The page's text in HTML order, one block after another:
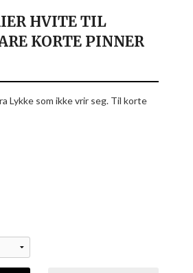
HVITE TIL
KORTE PINNER
Lykke som ikke vrir seg. Til korte